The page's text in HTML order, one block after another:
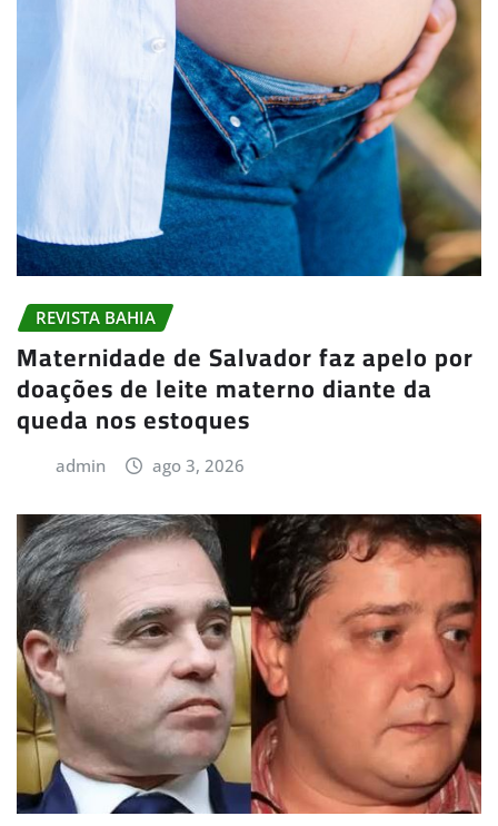
REVISTA BAHIA
Maternidade de Salvador faz apelo por
doações de leite materno diante da
queda nos estoques
admin ago 3, 2026